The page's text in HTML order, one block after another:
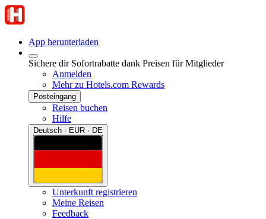
App herunterladen
Sichere dir Sofortrabatte dank Preisen für Mitglieder
Anmelden
Mehr zu Hotels.com Rewards
Posteingang
Reisen buchen
Hilfe
Deutsch · EUR · DE
Unterkunft registrieren
Meine Reisen
Feedback